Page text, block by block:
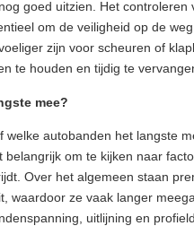
goed uitzien. Het
om de veiligheid op de
zijn voor scheuren of
te houden en tijdig te
mee?
welke autobanden het langste
om te kijken naar
Over het algemeen staan
waardoor ze vaak langer
uitlijning en